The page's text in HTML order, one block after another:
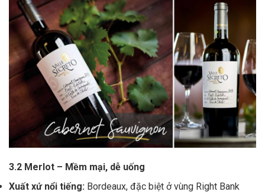
3.2 Merlot – Mềm mại, dễ uống
Xuất xứ nổi tiếng: Bordeaux, đặc biệt ở vùng Right Bank